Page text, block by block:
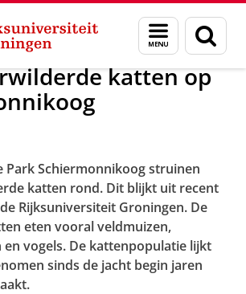
Menu
en
zoeken
Nieuws Nieuwsberichten
katten op
Park Schiermonnikoog struinen
katten rond. Dit blijkt uit recent
Rijksuniversiteit Groningen. De
eten vooral veldmuizen,
en vogels. De kattenpopulatie lijkt
sinds de jacht begin jaren